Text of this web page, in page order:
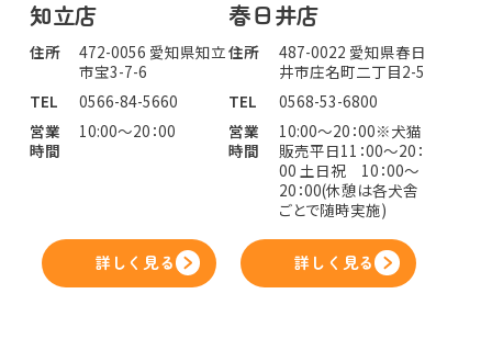
知立店
住所
472-0056 愛知県知立
市宝3-7-6
TEL
0566-84-5660
営業
時間
10:00～20：00
詳しく見る
春日井店
住所
487-0022 愛知県春日
井市庄名町二丁目2-5
TEL
0568-53-6800
営業
時間
10:00～20：00※犬猫
販売平日11：00～20：
00 土日祝 10：00～
20：00(休憩は各犬舎
ごとで随時実施)
詳しく見る